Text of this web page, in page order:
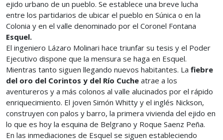
ejido urbano de un pueblo. Se establece una breve lucha
entre los partidarios de ubicar el pueblo en Súnica o en la
Colonia y en el valle denominado por el Coronel Fontana
Esquel.
El ingeniero Lázaro Molinari hace triunfar su tesis y el Poder
Ejecutivo dispone que la mensura se haga en Esquel.
Mientras tanto siguen llegando nuevos habitantes. La fiebre
del oro del Corintos y del Río Cuche atrae a los
aventureros y a más colonos al valle alucinados por el rápido
enriquecimiento. El joven Simón Whitty y el inglés Nickson,
construyen con palos y barro, la primera vivienda del ejido en
lo que es hoy la esquina de Belgrano y Roque Saenz Peña.
En las inmediaciones de Esquel se siguen estableciendo